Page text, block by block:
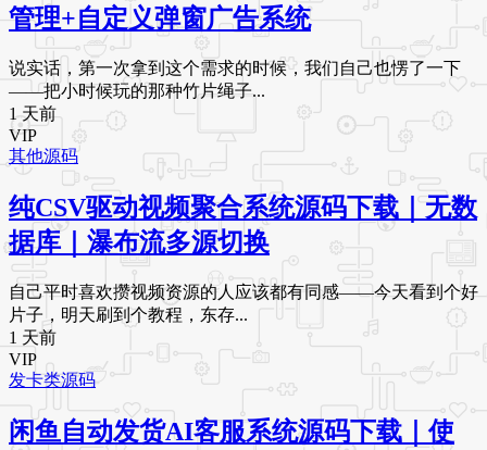
管理+自定义弹窗广告系统
说实话，第一次拿到这个需求的时候，我们自己也愣了一下
——把小时候玩的那种竹片绳子...
1 天前
VIP
其他源码
纯CSV驱动视频聚合系统源码下载｜无数
据库｜瀑布流多源切换
自己平时喜欢攒视频资源的人应该都有同感——今天看到个好
片子，明天刷到个教程，东存...
1 天前
VIP
发卡类源码
闲鱼自动发货AI客服系统源码下载｜使